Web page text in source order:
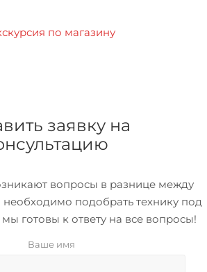
по магазину
заявку на
вопросы в разнице между
подобрать технику под
готовы к ответу на все вопросы!
Ваше имя